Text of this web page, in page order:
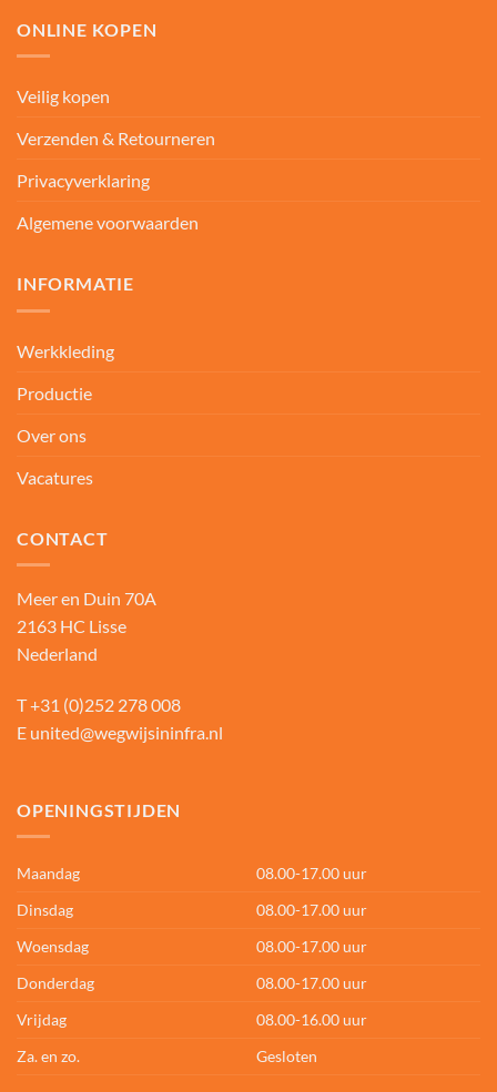
ONLINE KOPEN
Veilig kopen
Verzenden & Retourneren
Privacyverklaring
Algemene voorwaarden
INFORMATIE
Werkkleding
Productie
Over ons
Vacatures
CONTACT
Meer en Duin 70A
2163 HC Lisse
Nederland
T+31 (0)252 278 008
E united@wegwijsininfra.nl
OPENINGSTIJDEN
Maandag
08.00-17.00 uur
Dinsdag
08.00-17.00 uur
Woensdag
08.00-17.00 uur
Donderdag
08.00-17.00 uur
Vrijdag
08.00-16.00 uur
Za. en zo.
Gesloten